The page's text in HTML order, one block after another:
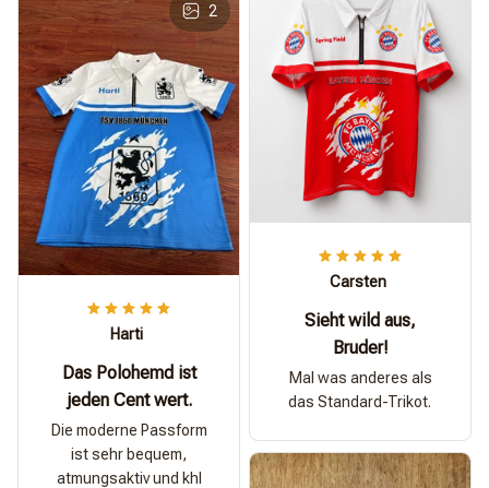
Carsten
Sieht wild aus,
Bruder!
Mal was anderes als
das Standard-Trikot.
2
Harti
Das Polohemd ist
jeden Cent wert.
Die moderne Passform
ist sehr bequem,
atmungsaktiv und khl